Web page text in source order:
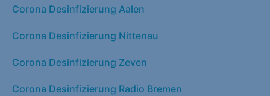
Corona Desinfizierung Aalen
Corona Desinfizierung Nittenau
Corona Desinfizierung Zeven
Corona Desinfizierung Radio Bremen